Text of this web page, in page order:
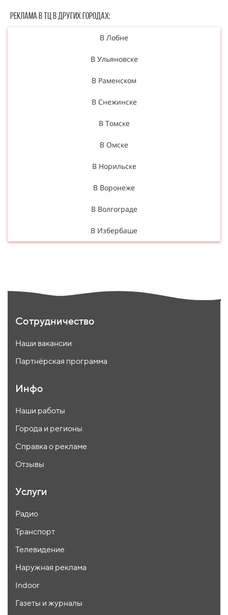
Реклама в ТЦ в Других городах:
В Лобне
В Ульяновске
В Раменском
В Снежинске
В Томске
В Омске
В Норильске
В Воронеже
В Волгограде
В Избербаше
Сотрудничество
Наши вакансии
Партнёрская программа
Инфо
Наши работы
Города и регионы
Справка о рекламе
Отзывы
Услуги
Радио
Транспорт
Телевидение
Наружная реклама
Indoor
Газеты и журналы